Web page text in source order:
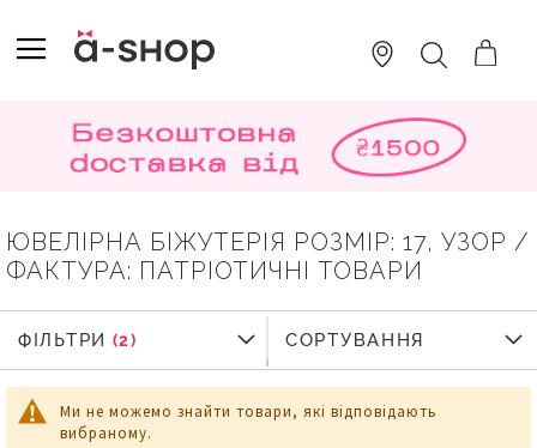
TO
CONTENT
ПОШУК
ЮВЕЛІРНА БІЖУТЕРІЯ РОЗМІР: 17, УЗОР /
ФАКТУРА: ПАТРІОТИЧНІ ТОВАРИ
Ми не можемо знайти товари, які відповідають
вибраному.
ФІЛЬТРИ СОРТУВАННЯ